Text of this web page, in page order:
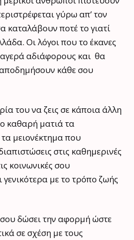
γύρω απ’ τον
καταλάβουν ποτέ το γιατί
Οι λόγοι που το έκανες
αδιάφορους και θα
κάθε σου
του να ζεις σε κάποια άλλη
καθαρή ματιά τα
μειονέκτημα που
στις καθημερινές
κοινωνικές σου
με το τρόπο ζωής
δώσει την αφορμή ώστε
σε σχέση με τους